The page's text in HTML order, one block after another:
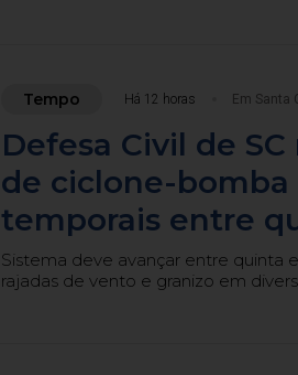
Tempo Há 12 horas Em Santa
Defesa Civil de
de ciclone-bomba
temporais entre
Sistema deve avançar entre quinta
rajadas de vento e granizo em